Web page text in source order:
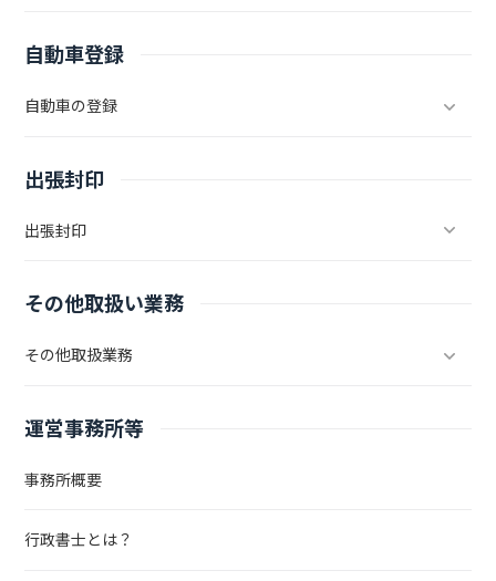
自動車登録
自動車の登録
出張封印
出張封印
その他取扱い業務
その他取扱業務
運営事務所等
事務所概要
行政書士とは？